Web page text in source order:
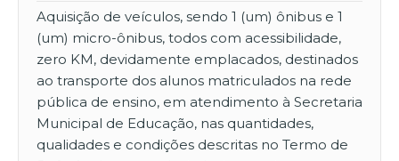
Aquisição de veículos, sendo 1 (um) ônibus e 1
(um) micro-ônibus, todos com acessibilidade,
zero KM, devidamente emplacados, destinados
ao transporte dos alunos matriculados na rede
pública de ensino, em atendimento à Secretaria
Municipal de Educação, nas quantidades,
qualidades e condições descritas no Termo de